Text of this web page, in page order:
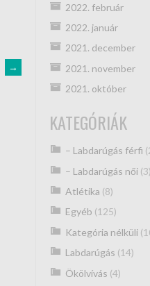
→
2022. február
2022. január
2021. december
2021. november
2021. október
KATEGÓRIÁK
– Labdarúgás férfi
– Labdarúgás női(3)
Atlétika (8)
Egyéb (125)
Kategória nélküli
Labdarúgás (14)
Ökölvívás (4)